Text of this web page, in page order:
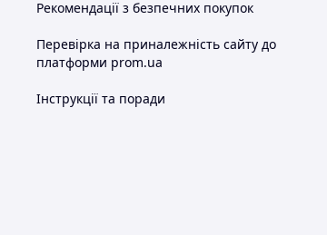
Рекомендації з безпечних покупок
Перевірка на приналежність сайту до
платформи prom.ua
Інструкції та поради